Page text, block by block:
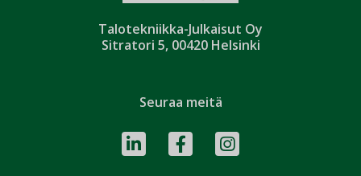
Talotekniikka-Julkaisut Oy
Sitratori 5, 00420 Helsinki
Seuraa meitä